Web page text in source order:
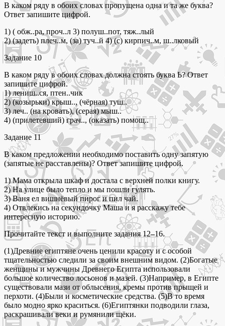
В каком ряду в обоих словах пропущена одна и та же буква?
Ответ запишите цифрой.
1) ( обж..ра, проч..л 3) полуш..пот, тяж..лый
2) (задеть) плеч..м, (за) туч..й 4) (с) кирпич..м, ш..лковый
Задание 10
В каком ряду в обоих словах должна стоять буква Ь? Ответ
запишите цифрой.
1) лениш..ся, птен..чик
2) (козырьки) крыш.., (чёрная) туш..
3) леч.. (на кровать), (серая) мыш..
4) (прилетевший) грач.., (оказать) помощ..
Задание 11
В каком предложении необходимо поставить одну запятую
(запятые не расставлены)? Ответ запишите цифрой.
1) Мама открыла шкаф и достала с верхней полки книгу.
2) На улице было тепло и мы пошли гулять.
3) Ваня ел вишнёвый пирог и пил чай.
4) Отвлекись на секундочку Маша и я расскажу тебе
интересную историю.
Прочитайте текст и выполните задания 12–16.
(1)Древние египтяне очень ценили красоту и с особой
тщательностью следили за своим внешним видом. (2)Богатые
женщины и мужчины Древнего Египта использовали
большое количество лосьонов и мазей. (3)Например, в Египте
существовали мази от облысения, кремы против прыщей и
перхоти. (4)Были и косметические средства. (5)В то время
было модно ярко краситься. (6)Египтянки подводили глаза,
раскрашивали веки и румянили щёки.